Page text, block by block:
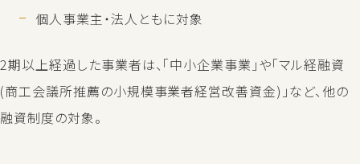
個人事業主・法人ともに対象
2期以上経過した事業者は、「中小企業事業」や「マル経融資
(商工会議所推薦の小規模事業者経営改善資金)」など、他の
融資制度の対象。